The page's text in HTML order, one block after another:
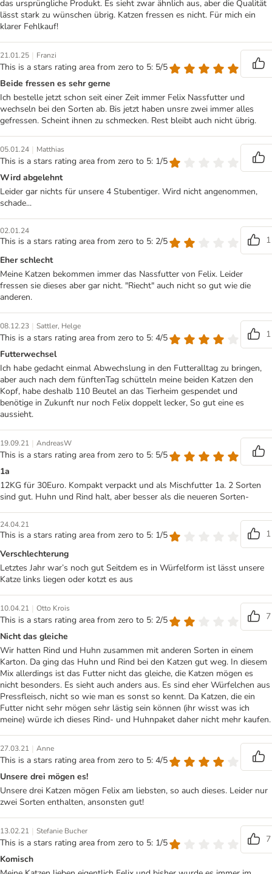
das ursprüngliche Produkt. Es sieht zwar ähnlich aus, aber die Qualität
lässt stark zu wünschen übrig. Katzen fressen es nicht. Für mich ein
klarer Fehlkauf!
21.01.25 | Franzi
This is a stars rating area from zero to 5: 5/5
Beide fressen es sehr gerne
Ich bestelle jetzt schon seit einer Zeit immer Felix Nassfutter und
wechseln bei den Sorten ab. Bis jetzt haben unsre zwei immer alles
gefressen. Scheint ihnen zu schmecken. Rest bleibt auch nicht übrig.
05.01.24 | Matthias
This is a stars rating area from zero to 5: 1/5
Wird abgelehnt
Leider gar nichts für unsere 4 Stubentiger. Wird nicht angenommen,
schade...
02.01.24
This is a stars rating area from zero to 5: 2/5
1
Eher schlecht
Meine Katzen bekommen immer das Nassfutter von Felix. Leider
fressen sie dieses aber gar nicht. "Riecht" auch nicht so gut wie die
anderen.
08.12.23 | Sattler, Helge
This is a stars rating area from zero to 5: 4/5
1
Futterwechsel
Ich habe gedacht einmal Abwechslung in den Futteralltag zu bringen,
aber auch nach dem fünftenTag schütteln meine beiden Katzen den
Kopf, habe deshalb 110 Beutel an das Tierheim gespendet und
benötige in Zukunft nur noch Felix doppelt lecker, So gut eine es
aussieht.
19.09.21 | AndreasW
This is a stars rating area from zero to 5: 5/5
1a
12KG für 30Euro. Kompakt verpackt und als Mischfutter 1a. 2 Sorten
sind gut. Huhn und Rind halt, aber besser als die neueren Sorten-
24.04.21
This is a stars rating area from zero to 5: 1/5
1
Verschlechterung
Letztes Jahr war’s noch gut Seitdem es in Würfelform ist lässt unsere
Katze links liegen oder kotzt es aus
10.04.21 | Otto Krois
This is a stars rating area from zero to 5: 2/5
7
Nicht das gleiche
Wir hatten Rind und Huhn zusammen mit anderen Sorten in einem
Karton. Da ging das Huhn und Rind bei den Katzen gut weg. In diesem
Mix allerdings ist das Futter nicht das gleiche, die Katzen mögen es
nicht besonders. Es sieht auch anders aus. Es sind eher Würfelchen aus
Pressfleisch, nicht so wie man es sonst so kennt. Da Katzen, die ein
Futter nicht sehr mögen sehr lästig sein können (ihr wisst was ich
meine) würde ich dieses Rind- und Huhnpaket daher nicht mehr kaufen.
27.03.21 | Anne
This is a stars rating area from zero to 5: 4/5
Unsere drei mögen es!
Unsere drei Katzen mögen Felix am liebsten, so auch dieses. Leider nur
zwei Sorten enthalten, ansonsten gut!
13.02.21 | Stefanie Bucher
This is a stars rating area from zero to 5: 1/5
7
Komisch